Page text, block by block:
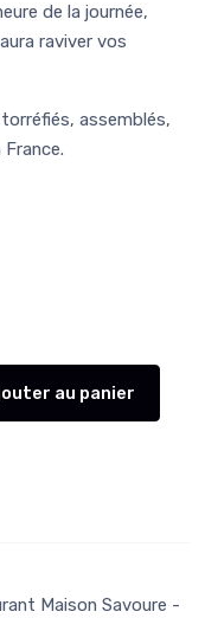
de la journée,
raviver vos
assemblés,
au panier
Maison Savoure -